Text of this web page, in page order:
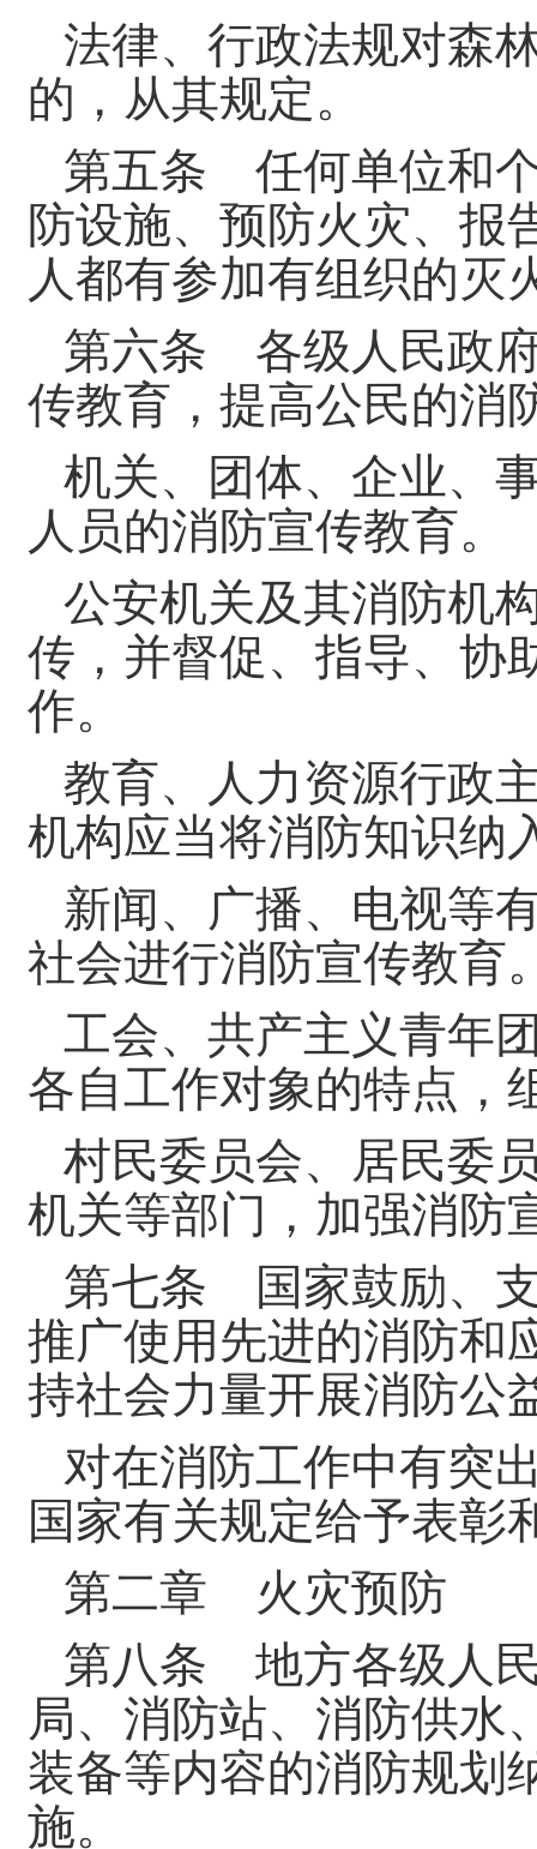
法律、行政法规对森
的，从其规定。
第五条 任何单位和
防设施、预防火灾、报
人都有参加有组织的灭
第六条 各级人民政
传教育，提高公民的消
机关、团体、企业、
人员的消防宣传教育。
公安机关及其消防机
传，并督促、指导、协
作。
教育、人力资源行政
机构应当将消防知识纳
新闻、广播、电视等
社会进行消防宣传教育
工会、共产主义青年
各自工作对象的特点，
村民委员会、居民委
机关等部门，加强消防
第七条 国家鼓励、
推广使用先进的消防和
持社会力量开展消防公
对在消防工作中有突
国家有关规定给予表彰
第二章 火灾预防
第八条 地方各级人
局、消防站、消防供水
装备等内容的消防规划
施。